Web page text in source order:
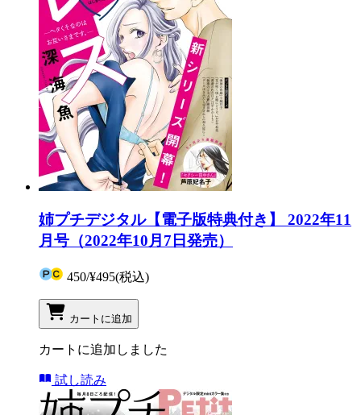
姉プチデジタル【電子版特典付き】 2022年11
月号（2022年10月7日発売）
450/¥495(税込)
カートに追加
カートに追加しました
試し読み